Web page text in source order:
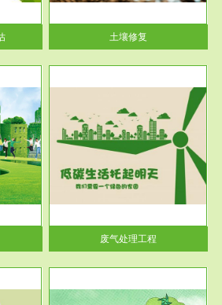
土壤修复
废气处理工程